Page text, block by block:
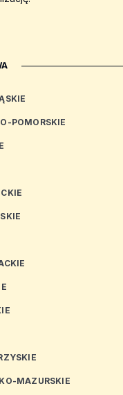
POMORSKIE
MAZURSKIE